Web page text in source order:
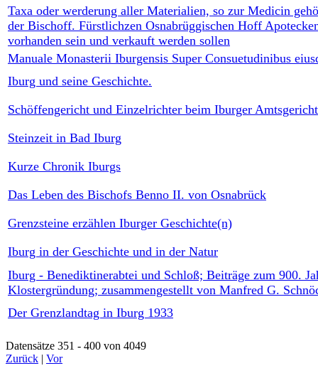
Taxa oder werderung aller Materialien, so zur Medicin
der Bischoff. Fürstlichzen Osnabrüggischen Hoff
vorhanden sein und verkauft werden sollen
Manuale Monasterii Iburgensis Super Consuetudinibus
Iburg und seine Geschichte.
Schöffengericht und Einzelrichter beim Iburger
Steinzeit in Bad Iburg
Kurze Chronik Iburgs
Das Leben des Bischofs Benno II. von Osnabrück
Grenzsteine erzählen Iburger Geschichte(n)
Iburg in der Geschichte und in der Natur
Iburg - Benediktinerabtei und Schloß; Beiträge zum 900.
Klostergründung; zusammengestellt von Manfred G.
Der Grenzlandtag in Iburg 1933
Datensätze 351 - 400 von 4049
Zurück | Vor